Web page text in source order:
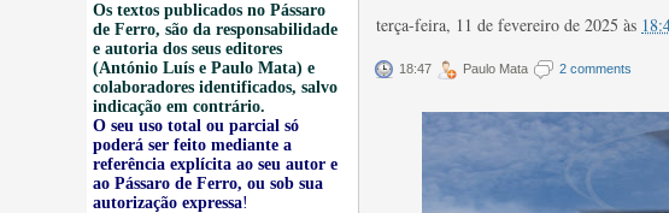
Os textos publicados no Pássaro
de Ferro, são da responsabilidade
e autoria dos seus editores
(António Luís e Paulo Mata) e
colaboradores identificados, salvo
indicação em contrário.
O seu uso total ou parcial só
poderá ser feito mediante a
referência explícita ao seu autor e
ao Pássaro de Ferro, ou sob sua
autorização expressa!
terça-feira, 11 de fevereiro de 2025 às
18:47 Paulo Mata 2 comments